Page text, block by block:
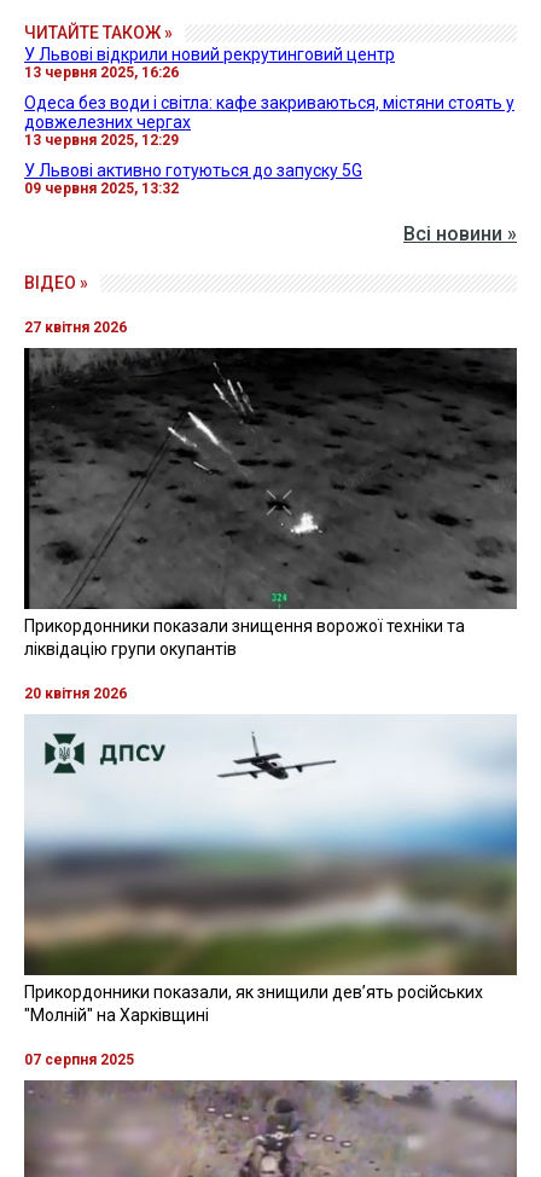
ЧИТАЙТЕ ТАКОЖ »
У Львові відкрили новий рекрутинговий центр
13 червня 2025, 16:26
Одеса без води і світла: кафе закриваються, містяни стоять у
довжелезних чергах
13 червня 2025, 12:29
У Львові активно готуються до запуску 5G
09 червня 2025, 13:32
Всі новини »
ВІДЕО »
27 квітня 2026
Прикордонники показали знищення ворожої техніки та
ліквідацію групи окупантів
20 квітня 2026
Прикордонники показали, як знищили девʼять російських
"Молній" на Харківщині
07 серпня 2025